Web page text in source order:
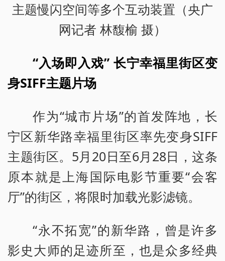
主题慢闪空间等多个互动装置（央广
网记者 林馥榆 摄）
“入场即入戏” 长宁幸福里街区变
身SIFF主题片场
作为“城市片场”的首发阵地，长
宁区新华路幸福里街区率先变身SIFF
主题街区。5月20日至6月28日，这条
原本就是上海国际电影节重要“会客
厅”的街区，将限时加载光影滤镜。
“永不拓宽”的新华路，曾是许多
影史大师的足迹所至，也是众多经典